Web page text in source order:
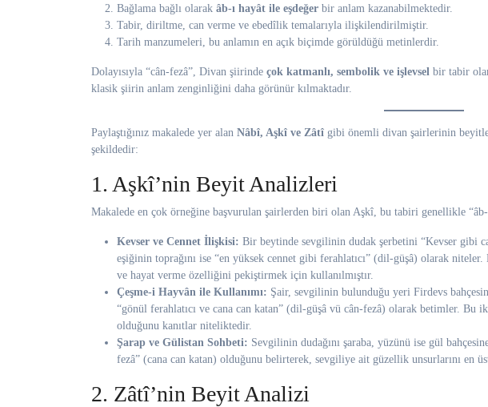
Bağlama bağlı olarak âb-ı hayât ile eşdeğer bir anlam kazanabilmektedir.
Tabir, diriltme, can verme ve ebedîlik temalarıyla ilişkilendirilmiştir.
Tarih manzumeleri, bu anlamın en açık biçimde görüldüğü metinlerdir.
Dolayısıyla “cân-fezâ”, Divan şiirinde çok katmanlı, sembolik ve işlevsel bir tabir
klasik şiirin anlam zenginliğini daha görünür kılmaktadır.
Paylaştığınız makalede yer alan Nâbî, Aşkî ve Zâtî gibi önemli divan şairlerinin
şekildedir:
1. Aşkî’nin Beyit Analizleri
Makalede en çok örneğine başvurulan şairlerden biri olan Aşkî, bu tabiri genellikle “âb-
Kevser ve Cennet İlişkisi: Bir beytinde sevgilinin dudak şerbetini “Kevser gibi
eşiğinin toprağını ise “en yüksek cennet gibi ferahlatıcı” (dil-güşâ) olarak
ve hayat verme özelliğini pekiştirmek için kullanılmıştır.
Çeşme-i Hayvân ile Kullanımı: Şair, sevgilinin bulunduğu yeri Firdevs
“gönül ferahlatıcı ve cana can katan” (dil-güşâ vü cân-fezâ) olarak betimler. Bu
olduğunu kanıtlar niteliktedir.
Şarap ve Gülistan Sohbeti: Sevgilinin dudağını şaraba, yüzünü ise gül
fezâ” (cana can katan) olduğunu belirterek, sevgiliye ait güzellik unsurlarını en
2. Zâtî’nin Beyit Analizi